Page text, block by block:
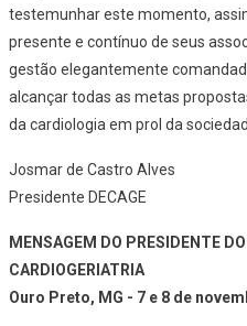
testemunhar este momento,
presente e contínuo de seus
gestão elegantemente
alcançar todas as metas
da cardiologia em prol da
Josmar de Castro Alves
Presidente DECAGE
MENSAGEM DO PRESIDENTE
CARDIOGERIATRIA
Ouro Preto, MG - 7 e 8 de